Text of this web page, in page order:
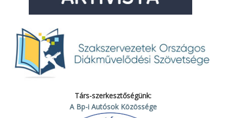
Társ-szerkesztőségünk:
A Bp-i Autósok Közössége